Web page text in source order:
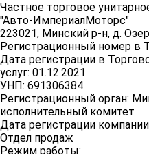
Частное торговое
"Авто-ИмпериалМоторс"
223021, Минский р-н, д.
Регистрационный номер в
Дата регистрации в
услуг: 01.12.2021
УНП: 691306384
Регистрационный орган:
исполнительный комитет
Дата регистрации
Отдел продаж
Режим работы: